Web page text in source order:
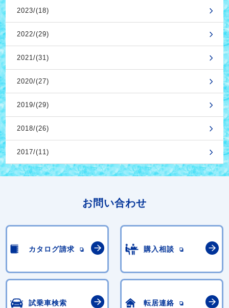
2023/(18)
2022/(29)
2021/(31)
2020/(27)
2019/(29)
2018/(26)
2017/(11)
お問い合わせ
カタログ請求 購入相談
試乗車検索 転居連絡